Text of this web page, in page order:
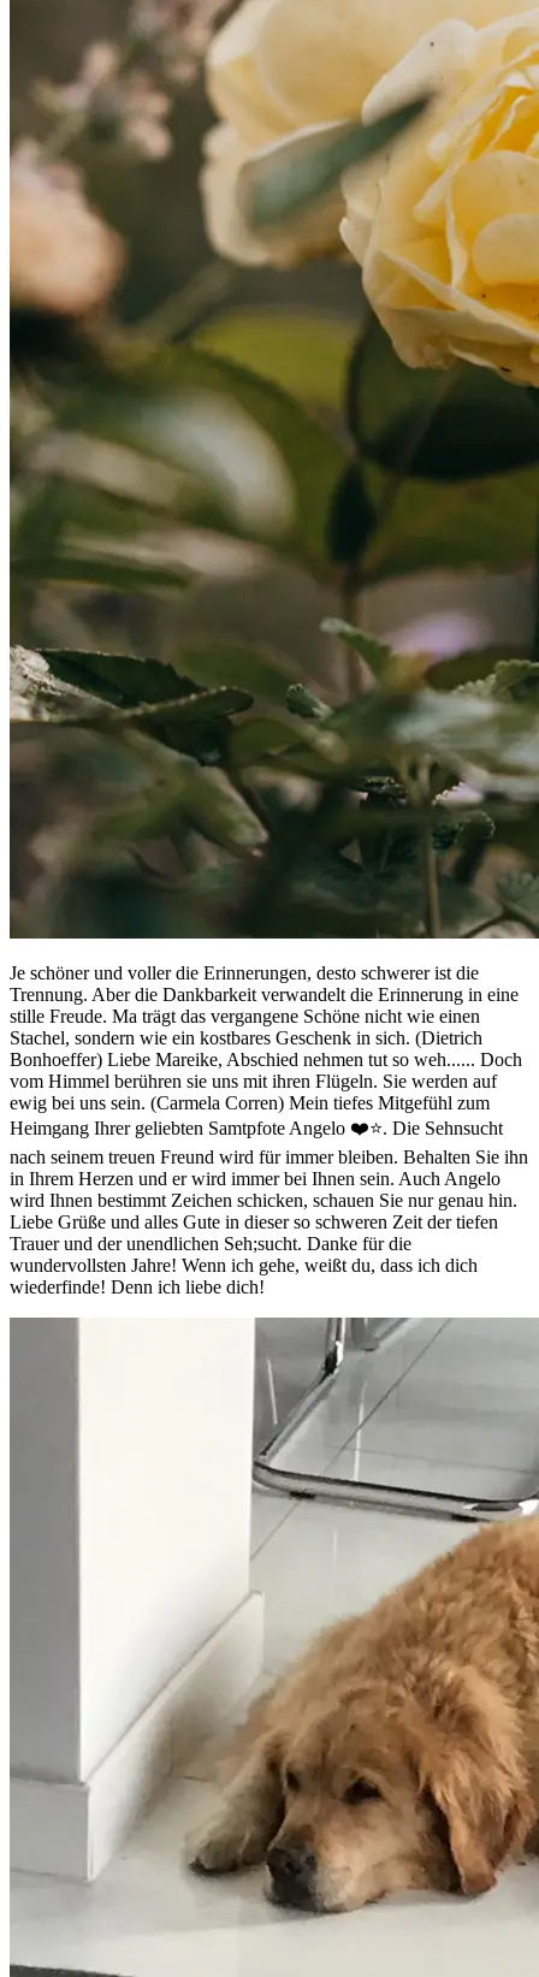
Je schöner und voller die Erinnerungen, desto schwerer ist die
Trennung. Aber die Dankbarkeit verwandelt die Erinnerung in eine
stille Freude. Ma trägt das vergangene Schöne nicht wie einen
Stachel, sondern wie ein kostbares Geschenk in sich. (Dietrich
Bonhoeffer) Liebe Mareike, Abschied nehmen tut so weh...... Doch
vom Himmel berühren sie uns mit ihren Flügeln. Sie werden auf
ewig bei uns sein. (Carmela Corren) Mein tiefes Mitgefühl zum
Heimgang Ihrer geliebten Samtpfote Angelo ❤️⭐️. Die Sehnsucht
nach seinem treuen Freund wird für immer bleiben. Behalten Sie ihn
in Ihrem Herzen und er wird immer bei Ihnen sein. Auch Angelo
wird Ihnen bestimmt Zeichen schicken, schauen Sie nur genau hin.
Liebe Grüße und alles Gute in dieser so schweren Zeit der tiefen
Trauer und der unendlichen Seh;sucht. Danke für die
wundervollsten Jahre! Wenn ich gehe, weißt du, dass ich dich
wiederfinde! Denn ich liebe dich!